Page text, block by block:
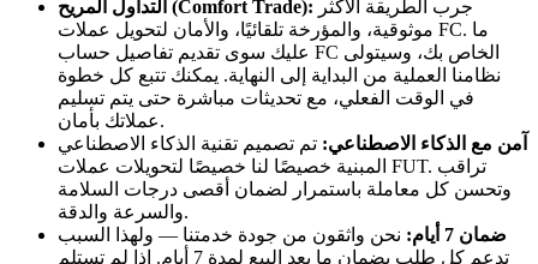
التداول المريح (Comfort Trade):
موثوقية، والمؤرخة تلقائيًا، والأمان لتحويل عملات FC. ما
عليك سوى تقديم تفاصيل حساب FC الخاص بك، وسيتولى
نظامنا العملية من البداية إلى النهاية. يمكنك تتبع كل خطوة
في الوقت الفعلي، مع تحديثات مباشرة حتى يتم تسليم
عملاتك بأمان.
آمن مع الذكاء الاصطناعي: تم تصميم تقنية الذكاء الاصطناعي
المبنية خصيصًا لنا خصيصًا لتحويلات عملات FUT. تراقب
وتحسن كل معاملة باستمرار لضمان أقصى درجات السلامة
والسرعة والدقة.
ضمان 7 أيام:
نحن واثقون من جودة خدمتنا — ولهذا السبب
تدعم كل طلب بضمان ما بعد البيع لمدة 7 أيام. إذا لم تستلم